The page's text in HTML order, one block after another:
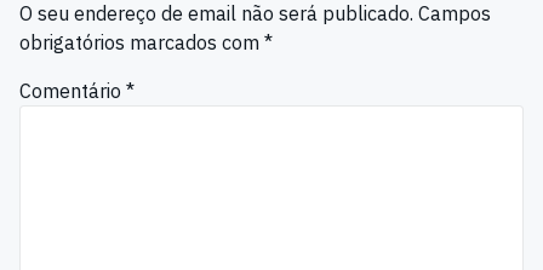
O seu endereço de email não será publicado. Campos
obrigatórios marcados com *
Comentário *